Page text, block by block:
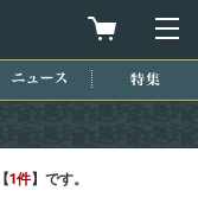
買物カゴを
ズ ニュース
1件】です。